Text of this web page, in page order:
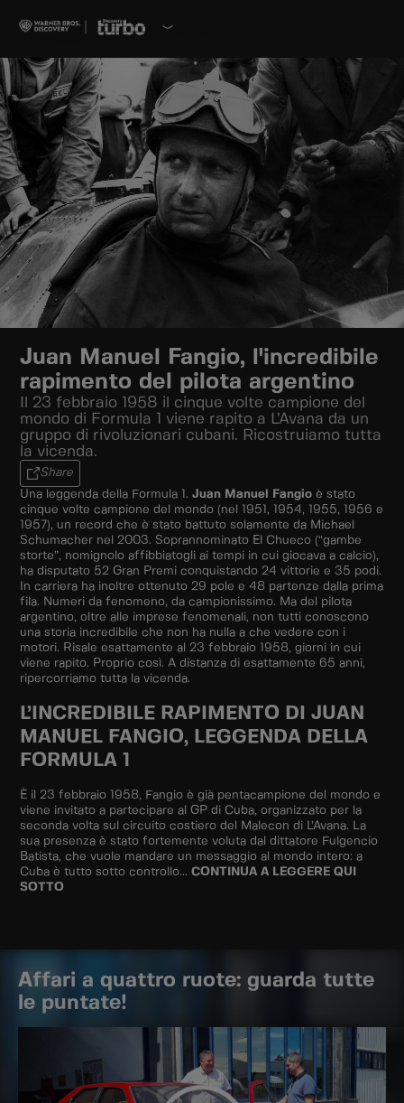
Juan Manuel Fangio, l'incredibile
rapimento del pilota argentino
Il 23 febbraio 1958 il cinque volte campione del
mondo di Formula 1 viene rapito a L’Avana da un
gruppo di rivoluzionari cubani. Ricostruiamo tutta
la vicenda.
Share
Una leggenda della Formula 1. Juan Manuel Fangio è stato
cinque volte campione del mondo (nel 1951, 1954, 1955, 1956 e
1957), un record che è stato battuto solamente da Michael
Schumacher nel 2003. Soprannominato El Chueco (“gambe
storte”, nomignolo affibbiatogli ai tempi in cui giocava a calcio),
ha disputato 52 Gran Premi conquistando 24 vittorie e 35 podi.
In carriera ha inoltre ottenuto 29 pole e 48 partenze dalla prima
fila. Numeri da fenomeno, da campionissimo. Ma del pilota
argentino, oltre alle imprese fenomenali, non tutti conoscono
una storia incredibile che non ha nulla a che vedere con i
motori. Risale esattamente al 23 febbraio 1958, giorni in cui
viene rapito. Proprio così. A distanza di esattamente 65 anni,
ripercorriamo tutta la vicenda.
L’INCREDIBILE RAPIMENTO DI JUAN
MANUEL FANGIO, LEGGENDA DELLA
FORMULA 1
È il 23 febbraio 1958, Fangio è già pentacampione del mondo e
viene invitato a partecipare al GP di Cuba, organizzato per la
seconda volta sul circuito costiero del Malecon di L’Avana. La
sua presenza è stato fortemente voluta dal dittatore Fulgencio
Batista, che vuole mandare un messaggio al mondo intero: a
Cuba è tutto sotto controllo... CONTINUA A LEGGERE QUI
SOTTO
Affari a quattro ruote: guarda tutte
le puntate!